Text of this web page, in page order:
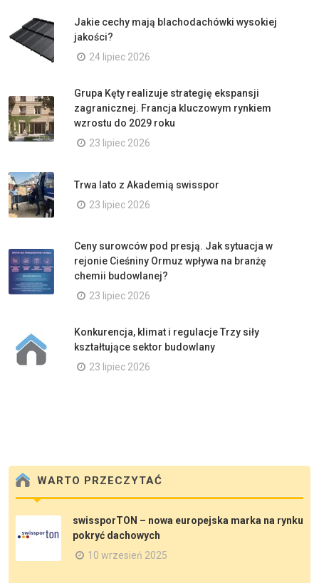
Jakie cechy mają blachodachówki wysokiej
jakości?
24 lipiec 2026
Grupa Kęty realizuje strategię ekspansji
zagranicznej. Francja kluczowym rynkiem
wzrostu do 2029 roku
23 lipiec 2026
Trwa lato z Akademią swisspor
23 lipiec 2026
Ceny surowców pod presją. Jak sytuacja w
rejonie Cieśniny Ormuz wpływa na branżę
chemii budowlanej?
23 lipiec 2026
Konkurencja, klimat i regulacje Trzy siły
kształtujące sektor budowlany
23 lipiec 2026
WARTO PRZECZYTAĆ
swissporTON – nowa europejska marka na rynku
pokryć dachowych
10 wrzesień 2025